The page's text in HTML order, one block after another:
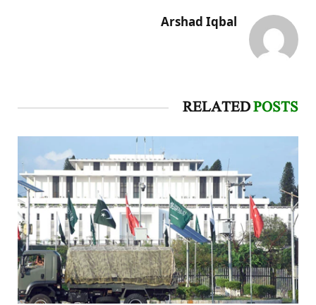
Arshad Iqbal
RELATEDPOSTS